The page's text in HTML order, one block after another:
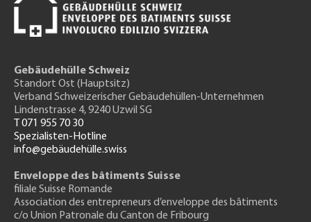
Gebäudehülle Schweiz
Standort Ost (Hauptsitz)
Verband Schweizerischer Gebäudehüllen-Unternehmen
Lindenstrasse 4, 9240 Uzwil SG
T 071 955 70 30
Spezialisten-Hotline
info@gebäudehülle.swiss
Enveloppe des bâtiments Suisse
filiale Suisse Romande
Association des entrepreneurs d’enveloppe des bâtiments
c/o Union Patronale du Canton de Fribourg